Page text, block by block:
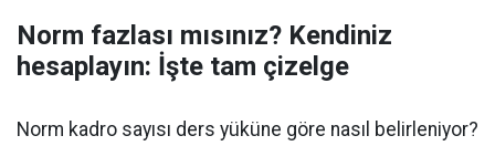
Norm fazlası mısınız? Kendiniz
hesaplayın: İşte tam çizelge
Norm kadro sayısı ders yüküne göre nasıl belirleniyor?